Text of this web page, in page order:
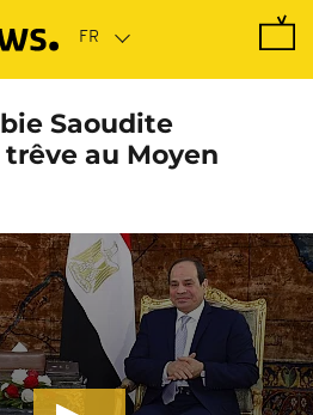
Saoudite
au Moyen